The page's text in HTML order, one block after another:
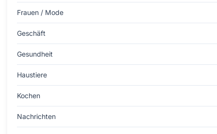
Frauen / Mode
Geschäft
Gesundheit
Haustiere
Kochen
Nachrichten